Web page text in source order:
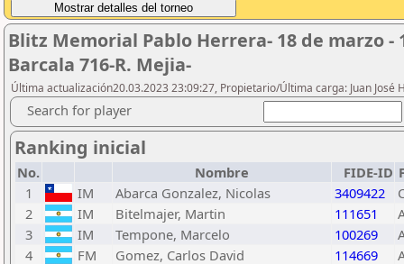
Blitz Memorial Pablo Herrera- 18 de marzo -
Barcala 716-R. Mejia-
Última actualización20.03.2023 23:09:27, Propietario/Última carga: Juan José
Search for player
Ranking inicial
No. Nombre FIDE-ID
1
IM Abarca Gonzalez, Nicolas 3409422
2
IM Bitelmajer, Martin 111651
3
IM Tempone, Marcelo 100269
4
FM Gomez, Carlos David 114669